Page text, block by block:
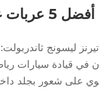
أفضل 5
تيرنز ليسونج
ن في قيادة سيارات
وي على شعور بجلد